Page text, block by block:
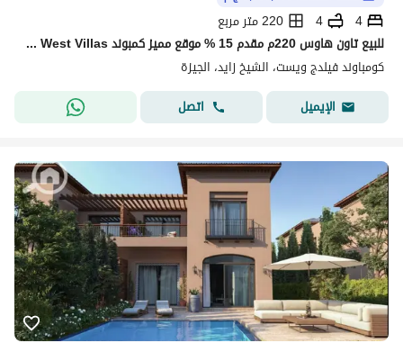
4
4
220 متر مربع
للبيع تاون هاوس 220م مقدم 15 % موقع مميز كمبوند Village West Villas الشيخ زايد
كومباوند فيلدج ويست، الشيخ زايد، الجيزة
الإيميل
اتصل